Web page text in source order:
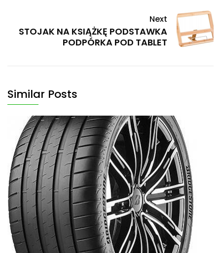
Next
STOJAK NA KSIĄŻKĘ PODSTAWKA
PODPÓRKA POD TABLET
Similar Posts